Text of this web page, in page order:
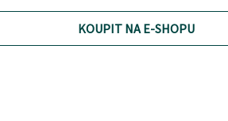
KOUPIT NA E-SHOPU